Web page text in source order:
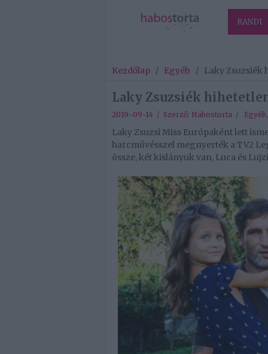
RANDI
Kezdőlap / Egyéb / Laky Zsuzsiék
Laky Zsuzsiék
2019-09-14 / Szerző: Habostorta / Egyéb,
Laky Zsuzsi Miss Európaként lett
harcművésszel megnyerték a TV2
össze, két kislányuk van, Luca és